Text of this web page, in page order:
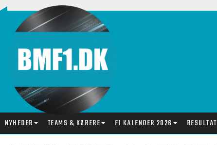
NYHEDER TEAMS & KØRERE F1 KALENDER 2026